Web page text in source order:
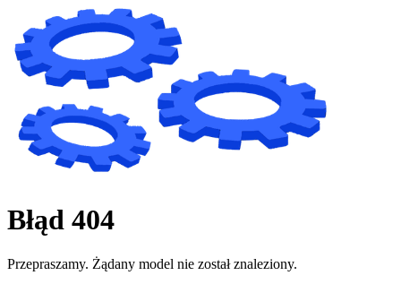
Błąd 404
Przepraszamy. Żądany model nie został znaleziony.